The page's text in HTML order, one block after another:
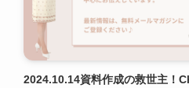
2024.10.14資料作成の救世主！